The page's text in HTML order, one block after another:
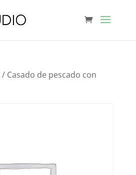
/ Casado de pescado con